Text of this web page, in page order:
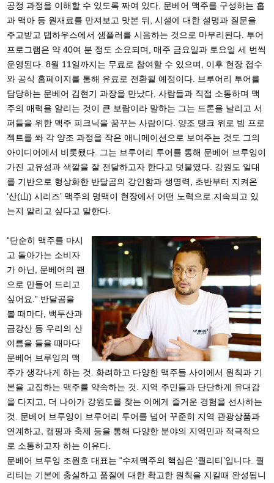
공정 과정을 이해할 수 있도록 짜여 있다. 문베어 맥주를 구성하는 홉
과 맥아 등 원재료를 만져보고 맛본 뒤, 시설에 대한 설명과 질문을
주고받고 탭하우스에서 샘플러를 시음하는 것으로 마무리된다. 투어
프로그램은 약 40여 분 정도 소요되며, 매주 금요일과 토요일 세 번씩
운영된다. 8월 11일까지는 무료로 참여할 수 있으며, 이후 현장 접수
와 공식 홈페이지를 통해 유료로 전환될 예정이다. 브루어리 투어를
담당하는 문베어 김현기 과장을 만났다. 사람들과 직접 소통하며 맥
주의 매력을 알리는 것이 큰 보람이라 말하는 그는 드론을 날리고 서
퍼들을 위한 맥주 피크닉을 꿈꾸는 사람이다. 양조 탱크 위로 빔 프로
젝트를 쏴 각 양조 과정을 작은 애니메이션으로 보여주는 것도 그의
아이디어에서 비롯됐다. 그는 브루어리 투어를 통해 문베어 브루잉이
가진 고유성과 색깔을 잘 전달하고자 한다고 덧붙였다. 강원도 일대
를 기반으로 형상화한 반달곰의 강인함과 생명력, 초반부터 지켜온
‘산(山) 시리즈’ 맥주의 명맥이 현장에서 어떤 노력으로 지속되고 있
는지 알리고 싶다고 말한다.
“단순히 맥주를 마시
고 돌아가는 소비자
가 아닌, 문베어의 팬
으로 만들어 드리고
싶어요.” 반달곰을
볼 때마다, 백두산과
금강산 등 우리의 산
이름을 들을 때마다
문베어 브루잉의 맥
주가 생각나게 하는 것. 화려하고 다양한 맥주들 사이에서 원칙과 기
본을 고집하는 맥주를 약속하는 것. 지역 주민들과 단단하게 유대감
을 다지고, 더 나아가 강원도를 찾는 이에게 즐거운 경험을 선사하는
것. 문베어 브루잉이 브루어리 투어를 넘어 꾸준히 지역 관광상품과
연계하고, 캠핑과 축제 등을 통해 다양한 분야의 지역민과 적극적으
로 소통하고자 하는 이유다.
문베어 브루잉 조원호 대표는 “수제맥주의 핵심은 ‘퀄리티’입니다. 퀄
리티는 기본에 충실하고 품질에 대한 확고한 원칙을 지킬때 완성됩니